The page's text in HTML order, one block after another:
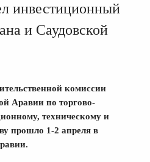
инвестиционный
и Саудовской
комиссии
Аравии по торгово-
техническому и
прошло 1-2 апреля в